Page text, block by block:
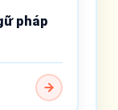
pháp